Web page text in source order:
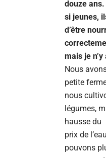
douze
si jeunes,
d’être
mais je
Nous
petite
nous
légumes,
hausse du
prix de
pouvons